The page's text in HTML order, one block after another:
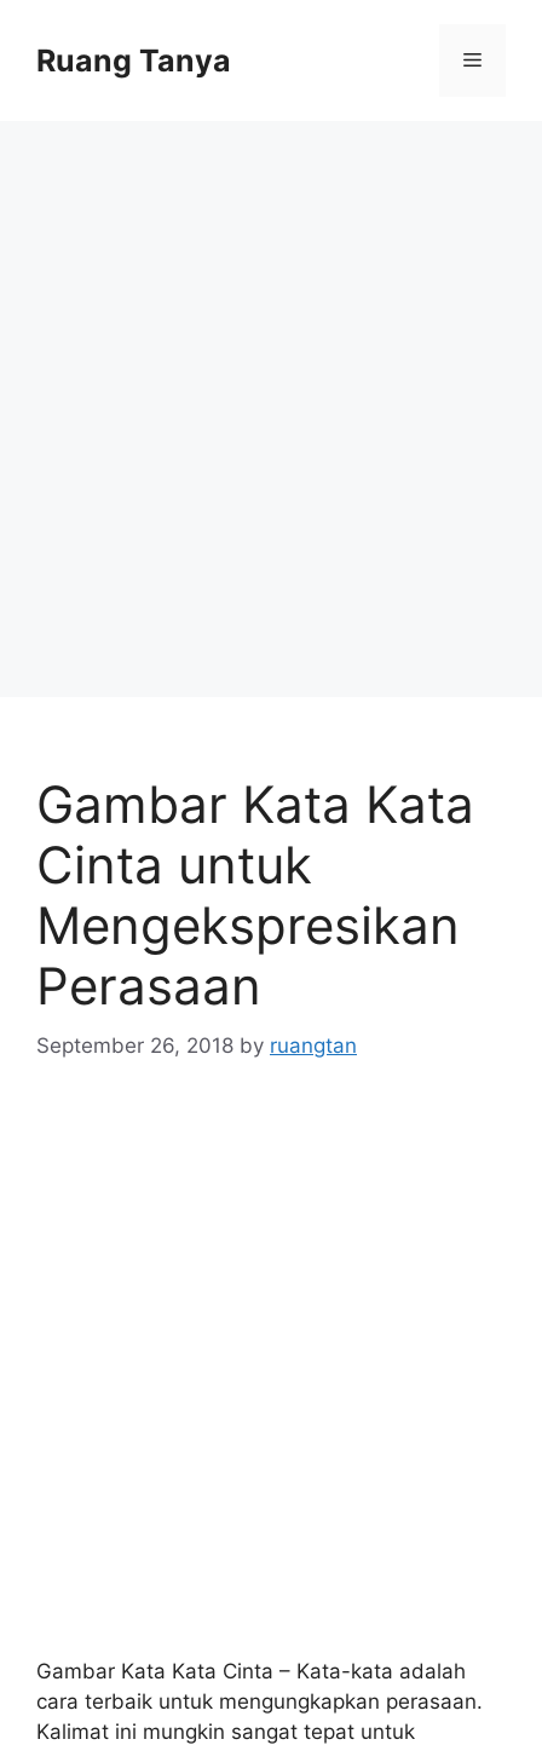
contentRuang Tanya Menu
Gambar Kata Kata
Cinta untuk
Mengekspresikan
Perasaan
September 26, 2018 by ruangtan
Gambar Kata Kata Cinta – Kata-kata adalah
cara terbaik untuk mengungkapkan perasaan.
Kalimat ini mungkin sangat tepat untuk